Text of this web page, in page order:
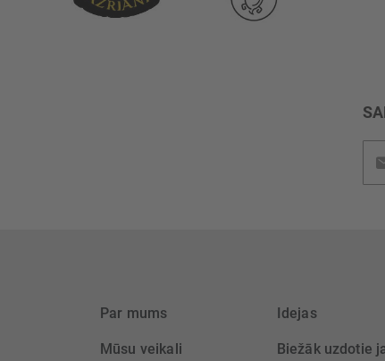
Par mums
Mūsu veikali
Idejas
Biežāk uzdotie